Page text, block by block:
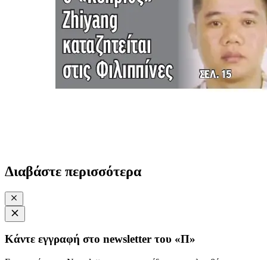
Διαβάστε περισσότερα
Κάντε εγγραφή στο newsletter του «Π»